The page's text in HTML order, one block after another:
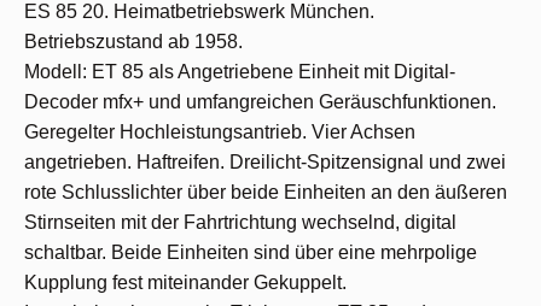
ES 85 20. Heimatbetriebswerk München.
Betriebszustand ab 1958.
Modell: ET 85 als Angetriebene Einheit mit Digital-
Decoder mfx+ und umfangreichen Geräuschfunktionen.
Geregelter Hochleistungsantrieb. Vier Achsen
angetrieben. Haftreifen. Dreilicht-Spitzensignal und zwei
rote Schlusslichter über beide Einheiten an den äußeren
Stirnseiten mit der Fahrtrichtung wechselnd, digital
schaltbar. Beide Einheiten sind über eine mehrpolige
Kupplung fest miteinander Gekuppelt.